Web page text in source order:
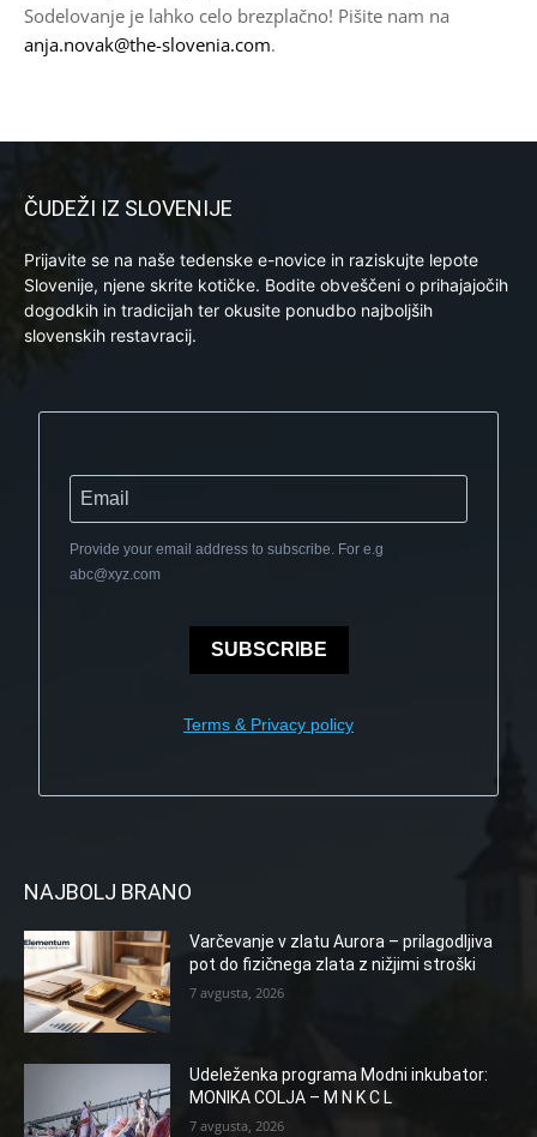
Sodelovanje je lahko celo brezplačno! Pišite nam na
anja.novak@the-slovenia.com.
ČUDEŽI IZ SLOVENIJE
Prijavite se na naše tedenske e-novice in raziskujte lepote
Slovenije, njene skrite kotičke. Bodite obveščeni o prihajajočih
dogodkih in tradicijah ter okusite ponudbo najboljših
slovenskih restavracij.
Provide your email address to subscribe. For e.g
abc@xyz.com
SUBSCRIBE
Terms & Privacy policy
NAJBOLJ BRANO
Varčevanje v zlatu Aurora – prilagodljiva
pot do fizičnega zlata z nižjimi stroški
7 avgusta, 2026
Udeleženka programa Modni inkubator:
MONIKA COLJA – M N K C L
7 avgusta, 2026